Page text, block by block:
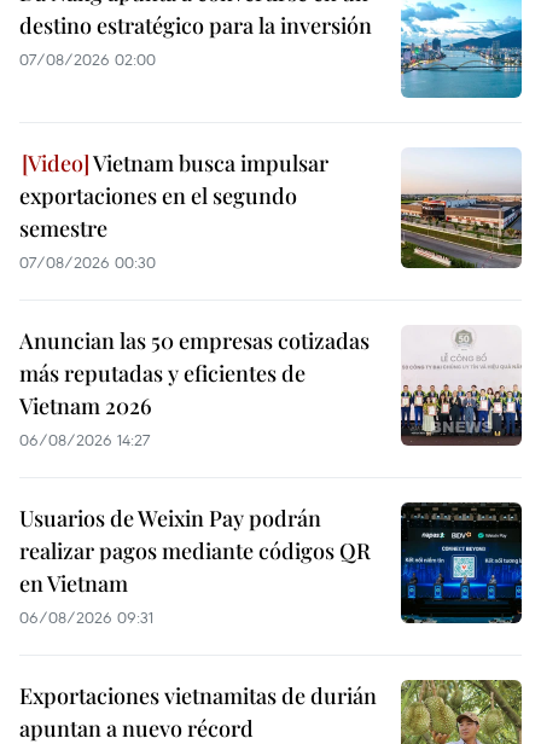
destino estratégico para la inversión
07/08/2026 02:00
Vietnam busca impulsar
exportaciones en el segundo
semestre
07/08/2026 00:30
Anuncian las 50 empresas cotizadas
más reputadas y eficientes de
Vietnam 2026
06/08/2026 14:27
Usuarios de Weixin Pay podrán
realizar pagos mediante códigos QR
en Vietnam
06/08/2026 09:31
Exportaciones vietnamitas de durián
apuntan a nuevo récord